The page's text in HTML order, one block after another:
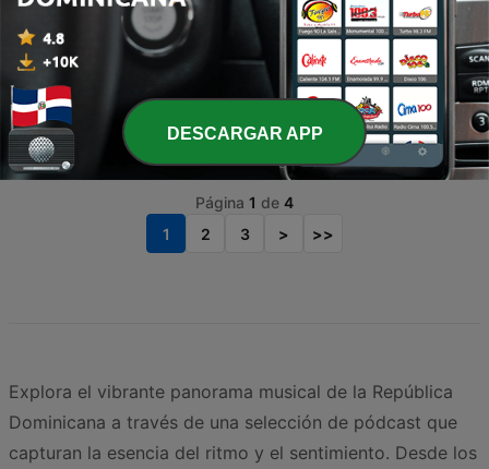
Himnos Cristianos - Episodio 1011
hace 14 horas
Ricky Montana - Episodio 9
10 nov. 2020 30 min
Página 1 de 4
1
2 3 > >>
Explora el vibrante panorama musical de la República
Dominicana a través de una selección de pódcast que
capturan la esencia del ritmo y el sentimiento. Desde los
DESCARGAR APP